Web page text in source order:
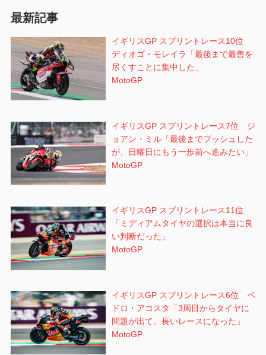
ン
最新記事
イギリスGP スプリントレース10位
ディオゴ・モレイラ「最後まで最善を
尽くすことに集中した」
MotoGP
イギリスGP スプリントレース7位 ジ
ョアン・ミル「最後までプッシュした
が、日曜日にもう一歩前へ進みたい」
MotoGP
イギリスGP スプリントレース11位
「ミディアムタイヤの選択は本当に良
い判断だった」
MotoGP
イギリスGP スプリントレース6位 ペ
ドロ・アコスタ「3周目からタイヤに
問題が出て、長いレースになった」
MotoGP